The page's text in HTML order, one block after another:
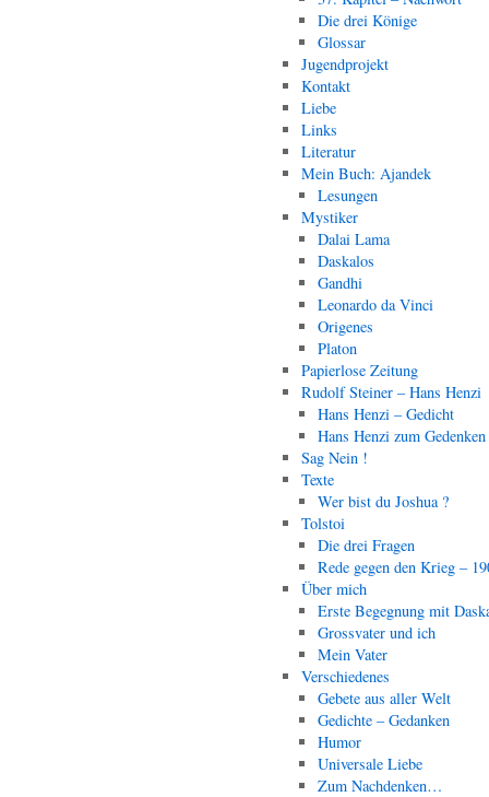
Die drei Könige
Glossar
Jugendprojekt
Kontakt
Liebe
Links
Literatur
Mein Buch: Ajandek
Lesungen
Mystiker
Dalai Lama
Daskalos
Gandhi
Leonardo da Vinci
Origenes
Platon
Papierlose Zeitung
Rudolf Steiner – Hans Henzi
Hans Henzi – Gedicht
Hans Henzi zum Gedenken
Sag Nein !
Texte
Wer bist du Joshua ?
Tolstoi
Die drei Fragen
Rede gegen den Krieg –
Über mich
Erste Begegnung mit
Grossvater und ich
Mein Vater
Verschiedenes
Gebete aus aller Welt
Gedichte – Gedanken
Humor
Universale Liebe
Zum Nachdenken…